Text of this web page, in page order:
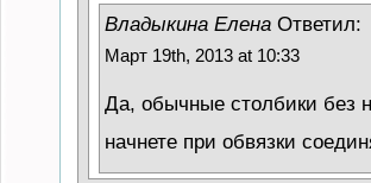
Владыкина Елена Ответил:
Март 19th, 2013 at 10:33
Да, обычные столбики без
начнете при обвязки